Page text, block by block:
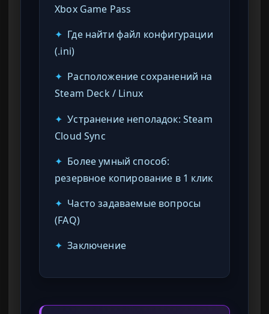
Xbox Game Pass
✦ Где найти файл конфигурации
(.ini)
✦ Расположение сохранений на
Steam Deck / Linux
✦ Устранение неполадок: Steam
Cloud Sync
✦ Более умный способ:
резервное копирование в 1 клик
✦ Часто задаваемые вопросы
(FAQ)
✦ Заключение